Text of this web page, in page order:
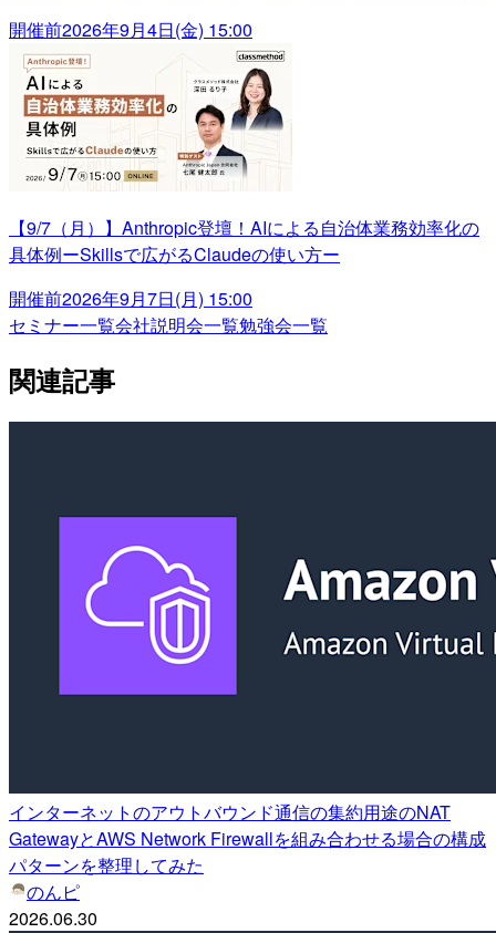
開催前2026年9月4日(金) 15:00
【9/7（月）】Anthropic登壇！AIによる自治体業務効率化の
具体例ーSkillsで広がるClaudeの使い方ー
開催前2026年9月7日(月) 15:00
セミナー一覧会社説明会一覧勉強会一覧
関連記事
インターネットのアウトバウンド通信の集約用途のNAT
GatewayとAWS Network Firewallを組み合わせる場合の構成
パターンを整理してみた
のんピ
2026.06.30